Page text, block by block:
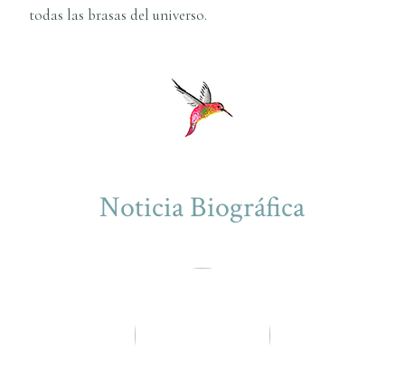
todas las brasas del universo.
Noticia Biográfica